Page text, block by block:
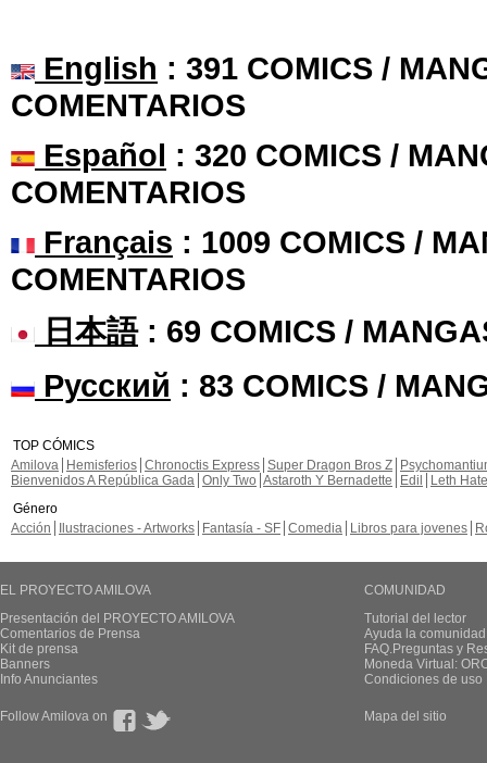
English : 391 COMICS /
COMENTARIOS
Español : 320 COMICS /
COMENTARIOS
Français : 1009 COMICS /
COMENTARIOS
日本語: 69 COMICS /
Русский : 83 COMICS /
TOP CÓMICS
Amilova
Hemisferios Chronoctis Express Super Dragon Bros Z
Bienvenidos A República Gada Only Two Astaroth Y Bernadette Edil
Leth Hate
Género
Acción
Ilustraciones - Artworks Fantasía - SF Comedia Libros para jovenes
EL PROYECTO AMILOVA
Presentación del PROYECTO AMILOVA
Comentarios de Prensa
Kit de prensa
Banners
Info Anunciantes
COMUNIDAD
Tutorial del lector
Ayuda la
FAQ.Preguntas y
Moneda Virtual:
Condiciones de uso
Follow Amilova on Mapa del sitio